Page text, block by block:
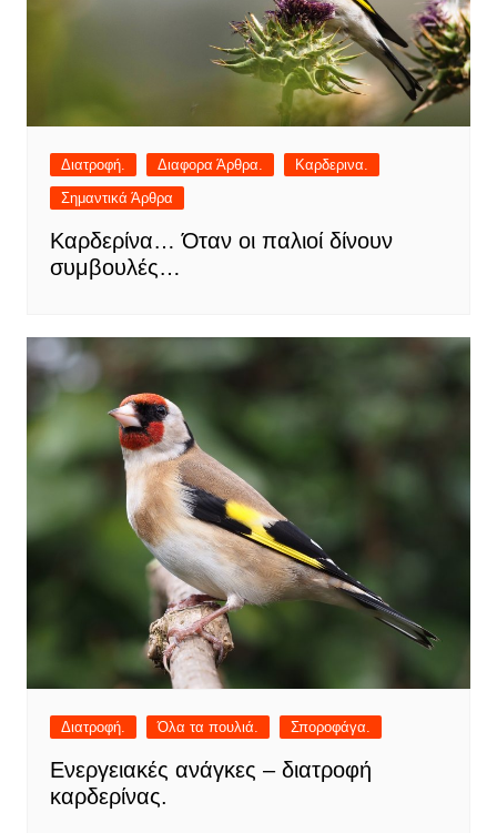
Διατροφή. Διαφορα Άρθρα.
Καρδερινα.
Σημαντικά Άρθρα
Καρδερίνα… Όταν οι παλιοί δίνουν
συμβουλές…
Διατροφή. Όλα τα πουλιά. Σποροφάγα.
Ενεργειακές ανάγκες – διατροφή
καρδερίνας.